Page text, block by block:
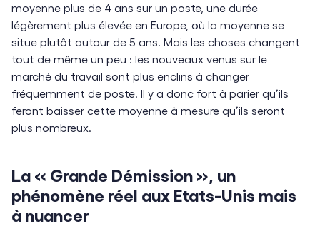
moyenne plus de 4 ans sur un poste, une durée
légèrement plus élevée en Europe, où la moyenne se
situe plutôt autour de 5 ans. Mais les choses changent
tout de même un peu : les nouveaux venus sur le
marché du travail sont plus enclins à changer
fréquemment de poste. Il y a donc fort à parier qu’ils
feront baisser cette moyenne à mesure qu’ils seront
plus nombreux.
La « Grande Démission », un
phénomène réel aux Etats-Unis mais
à nuancer